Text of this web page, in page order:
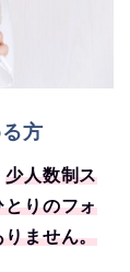
方
少人数制ス
とりのフォ
りません。